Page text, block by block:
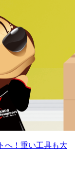
へ！重い工具も大